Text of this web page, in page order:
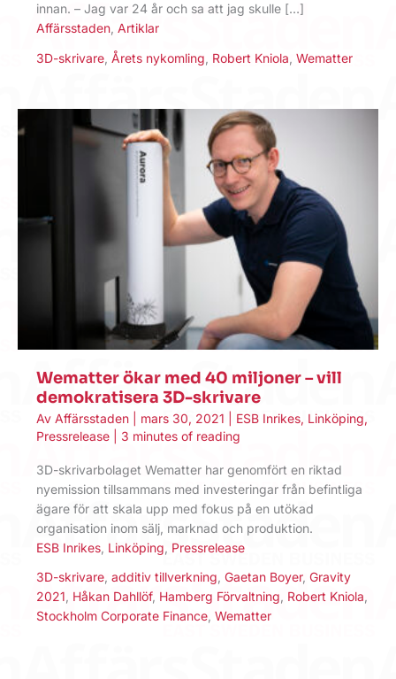
innan. – Jag var 24 år och sa att jag skulle […]
Affärsstaden Artiklar
3D-skrivare Årets nykomling Robert Kniola Wematter
Wematter ökar med 40 miljoner – vill
demokratisera 3D-skrivare
Av Affärsstaden mars 30, 2021 ESB Inrikes, Linköping,
Pressrelease
3 minutes of reading
3D-skrivarbolaget Wematter har genomfört en riktad
nyemission tillsammans med investeringar från befintliga
ägare för att skala upp med fokus på en utökad
organisation inom sälj, marknad och produktion.
ESB Inrikes Linköping Pressrelease
3D-skrivare additiv tillverkning Gaetan Boyer, Gravity
2021 Håkan Dahllöf, Hamberg Förvaltning Robert Kniola
Stockholm Corporate Finance Wematter